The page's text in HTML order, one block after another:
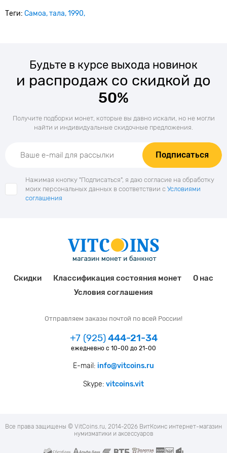
Теги: Самоа тала 1990
Будьте в курсе выхода новинок
и распродаж со скидкой до
50%
Получите подборки монет, которые вы давно искали, но не могли
найти и индивидуальные скидочные предложения.
Подписаться
Нажимая кнопку "Подписаться", я даю согласие на обработку
моих персональных данных в соответствии с Условиями
соглашения
Скидки Классификация состояния монет
О нас
Условия соглашения
Отправляем заказы почтой по всей России!
+7 (925)444-21-34
ежедневно с 10-00 до 21-00
E-mail: info@vitcoins.ru
Skype: vitcoins.vit
Все права защищены © VitCoins.ru, 2014-2026 ВитКоинс интернет-магазин
нумизматики и аксессуаров